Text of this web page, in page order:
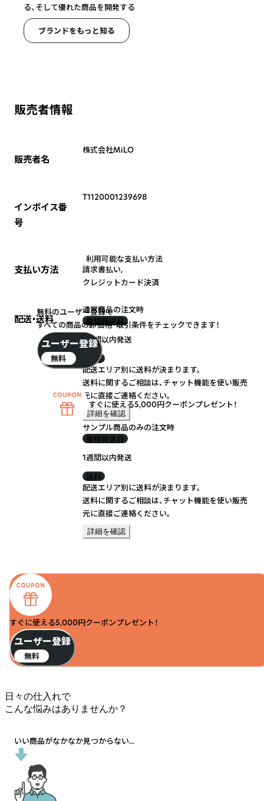
る、そして優れた商品を開発する
ブランドをもっと知る
販売者情報
販売者名
株式会社MiLO
インボイス番
号
T1120001239698
支払い方法
利用可能な支払い方法
請求書払い,
クレジットカード決済
配送・送料
通常商品の注文時
最短発送日
1週間以内発送
送料
配送エリア別に送料が決まります。
送料に関するご相談は、チャット機能を使い販売
元に直接ご連絡ください。
詳細を確認
サンプル商品のみの注文時
最短発送日
1週間以内発送
送料
配送エリア別に送料が決まります。
送料に関するご相談は、チャット機能を使い販売
元に直接ご連絡ください。
詳細を確認
すぐに使える5,000円クーポンプレゼント！
ユーザー登録
無料
日々の仕入れで
こんな悩みはありませんか？
いい商品がなかなか見つからない...
無料のユーザー登録で
すべての商品の卸価格・取引条件をチェックできます！
ユーザー登録
無料
すぐに使える5,000円クーポンプレゼント！